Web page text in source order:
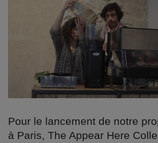
Pour le lancement de notre
à Paris, The Appear Here